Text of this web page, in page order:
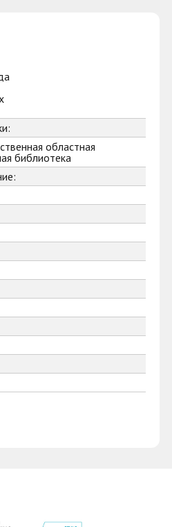
областная
библиотека